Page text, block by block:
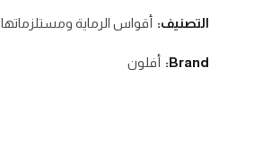
التصنيف: أقواس الرماية ومستلزماتها
Brand: أفلون